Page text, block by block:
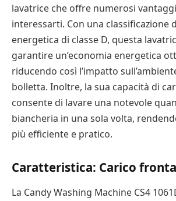
lavatrice che offre numerosi
interessarti. Con una classificazione
energetica di classe D, questa
garantire un’economia energetica
riducendo così l’impatto
bolletta. Inoltre, la sua capacità di
consente di lavare una notevole
biancheria in una sola volta,
più efficiente e pratico.
Caratteristica: Carico
La Candy Washing Machine CS4